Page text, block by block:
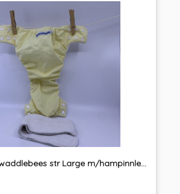
Lommebleie Swaddlebees str Large m/hampinnlegg tøybleier